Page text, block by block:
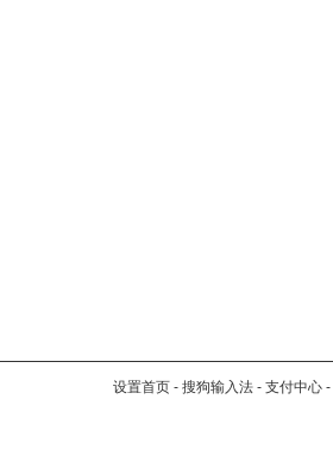
设置首页 - 搜狗输入法 - 支付中心 -